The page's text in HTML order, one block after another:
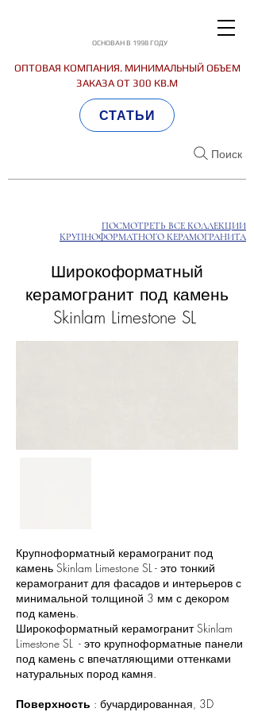
ОСНОВАН В 1998 ГОДУ
ОПТОВАЯ КОМПАНИЯ. МИНИМАЛЬНЫЙ ОБЪЕМ
ЗАКАЗА ОТ 300 КВ.М
Поиск
СТАТЬИ
ПОСМОТРЕТЬ ВСЕ КОЛЛЕКЦИИ
КРУПНОФОРМАТНОГО КЕРАМОГРАНИТА
Широкоформатный
керамогранит под камень
Skinlam Limestone SL
Крупноформатный керамогранит под
камень Skinlam Limestone SL - это тонкий
керамогранит для фасадов и интерьеров с
минимальной толщиной 3 мм с декором
под камень.
Широкоформатный керамогранит Skinlam
Limestone SL - это крупноформатные панели
под камень с впечатляющими оттенками
натуральных пород камня.
Поверхность : бучардированная, 3D